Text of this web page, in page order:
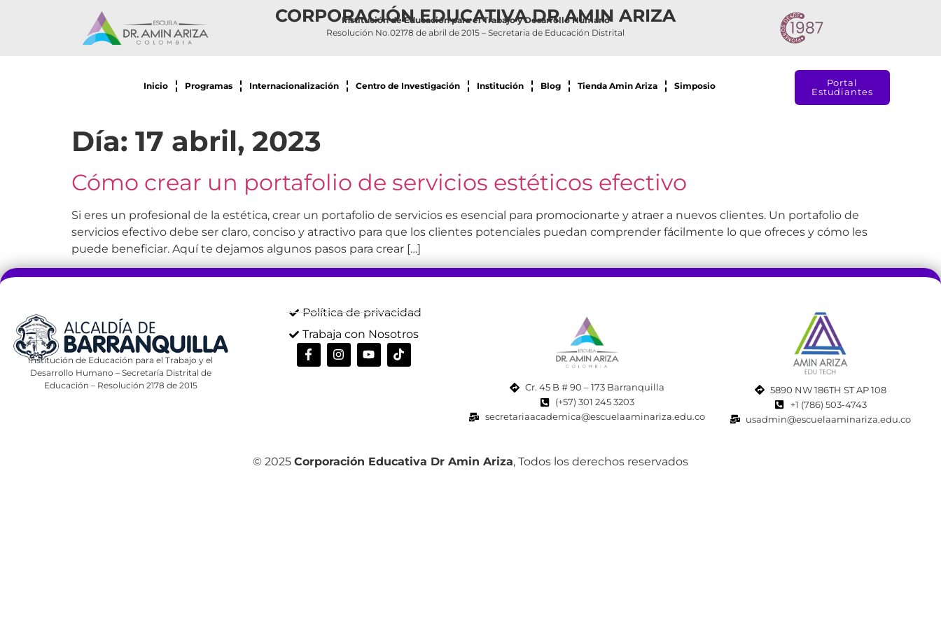
CORPORACIÓN EDUCATIVA DR AMIN ARIZA
Institución de Educación para el Trabajo y Desarrollo Humano
Resolución No.02178 de abril de 2015 – Secretaria de Educación Distrital
Inicio Programas Internacionalización Centro de Investigación Institución Blog Tienda Amin Ariza Simposio
Portal
Estudiantes
Día: 17 abril, 2023
Cómo crear un portafolio de servicios estéticos efectivo
Si eres un profesional de la estética, crear un portafolio de servicios es esencial para promocionarte y atraer a nuevos clientes. Un portafolio de
servicios efectivo debe ser claro, conciso y atractivo para que los clientes potenciales puedan comprender fácilmente lo que ofreces y cómo les
puede beneficiar. Aquí te dejamos algunos pasos para crear […]
Institución de Educación para el Trabajo y el
Desarrollo Humano – Secretaría Distrital de
Educación – Resolución 2178 de 2015
Política de privacidad
Trabaja con Nosotros
Cr. 45 B # 90 – 173 Barranquilla
(+57) 301 245 3203
secretariaacademica@escuelaaminariza.edu.co
5890 NW 186TH ST AP 108
+1 (786) 503-4743
usadmin@escuelaaminariza.edu.co
© 2025 Corporación Educativa Dr Amin Ariza, Todos los derechos reservados